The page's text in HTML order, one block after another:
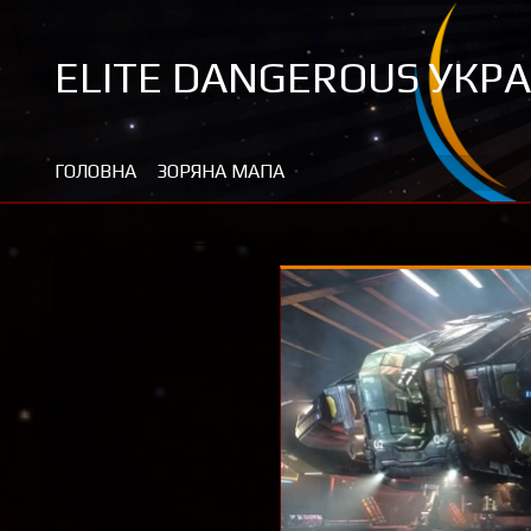
контентуELITE DANGEROUS
Новини та цікавинки про Elite Dangerous
ГОЛОВНА ЗОРЯНА МАПА